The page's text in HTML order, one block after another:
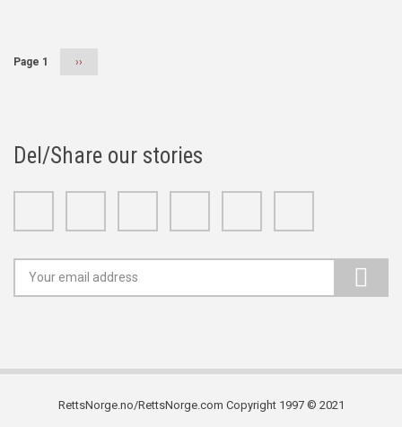
Page 1
Next
››
Del/Share our stories
RettsNorge.no/RettsNorge.com Copyright 1997 © 2021